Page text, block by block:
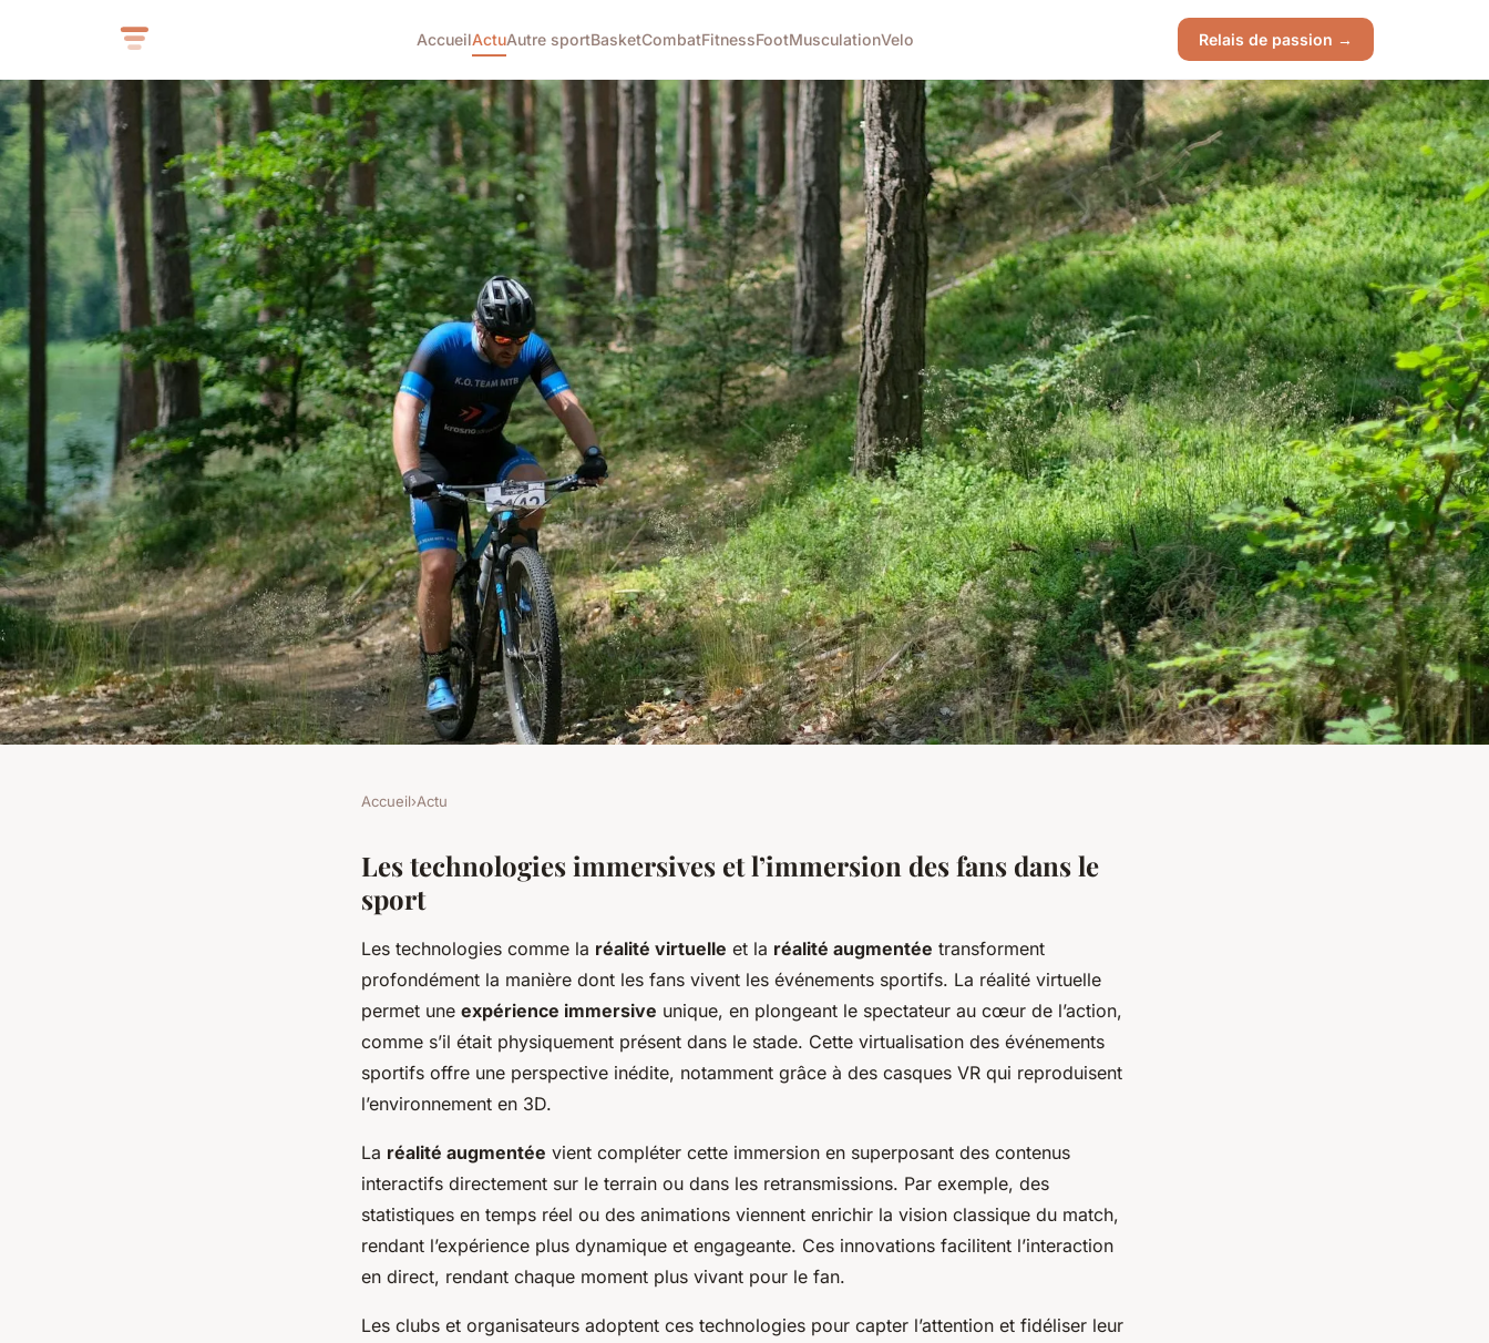
AccueilActuAutre sportBasketCombatFitnessFootMusculationVelo Relais de passion →
Comment les nouvelles technologies
transforment-elles l'expérience des
fans de sport ?
Accueil›Actu
Les technologies immersives et l’immersion des fans dans le
sport
Les technologies comme la réalité virtuelle et la réalité augmentée transforment
profondément la manière dont les fans vivent les événements sportifs. La réalité virtuelle
permet une expérience immersive unique, en plongeant le spectateur au cœur de l’action,
comme s’il était physiquement présent dans le stade. Cette virtualisation des événements
sportifs offre une perspective inédite, notamment grâce à des casques VR qui reproduisent
l’environnement en 3D.
La réalité augmentée vient compléter cette immersion en superposant des contenus
interactifs directement sur le terrain ou dans les retransmissions. Par exemple, des
statistiques en temps réel ou des animations viennent enrichir la vision classique du match,
rendant l’expérience plus dynamique et engageante. Ces innovations facilitent l’interaction
en direct, rendant chaque moment plus vivant pour le fan.
Les clubs et organisateurs adoptent ces technologies pour capter l’attention et fidéliser leur